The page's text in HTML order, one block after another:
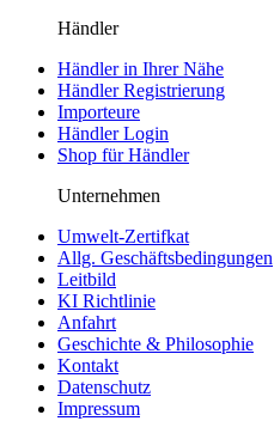
Händler
Händler in Ihrer Nähe
Händler Registrierung
Importeure
Händler Login
Shop für Händler
Unternehmen
Umwelt-Zertifkat
Allg. Geschäftsbedingungen
Leitbild
KI Richtlinie
Anfahrt
Geschichte & Philosophie
Kontakt
Datenschutz
Impressum